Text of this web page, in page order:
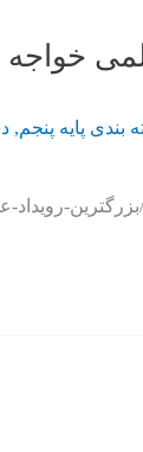
خواجه
بندی پایه پنجم,